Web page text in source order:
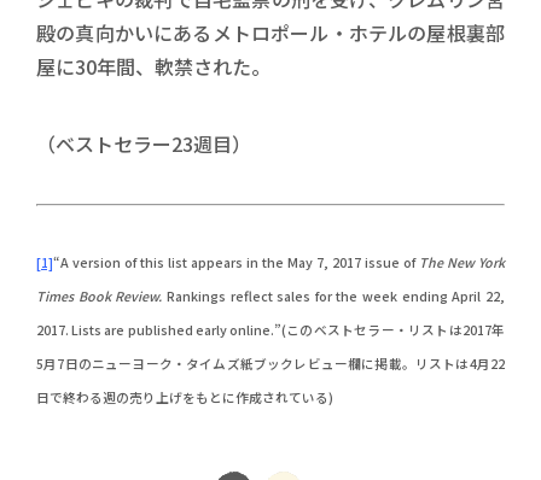
殿の真向かいにあるメトロポール・ホテルの屋根裏部
屋に30年間、軟禁された。
（ベストセラー23週目）
[1]“A version of this list appears in the May 7, 2017 issue of The New York
Times Book Review. Rankings reflect sales for the week ending April 22,
2017. Lists are published early online.”(このベストセラー・リストは2017年
5月7日のニューヨーク・タイムズ紙ブックレビュー欄に掲載。リストは4月22
日で終わる週の売り上げをもとに作成されている)